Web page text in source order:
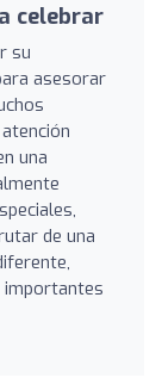
celebrar
su
asesorar
una
de una
importantes